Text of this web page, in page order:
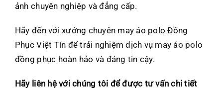
ảnh chuyên nghiệp và đẳng cấp.
Hãy đến với xưởng chuyên may áo polo Đồng
Phục Việt Tín để trải nghiệm dịch vụ may áo polo
đồng phục hoàn hảo và đáng tin cậy.
Hãy liên hệ với chúng tôi để được tư vấn chi tiết